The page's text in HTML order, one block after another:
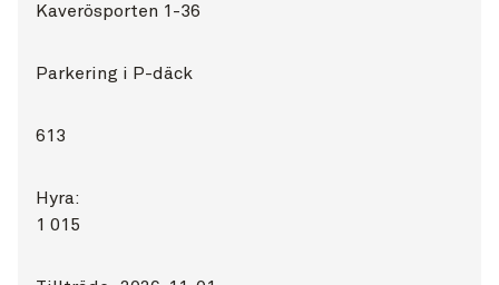
Kaverösporten 1-36
Parkering i P-däck
613
Hyra:
1 015